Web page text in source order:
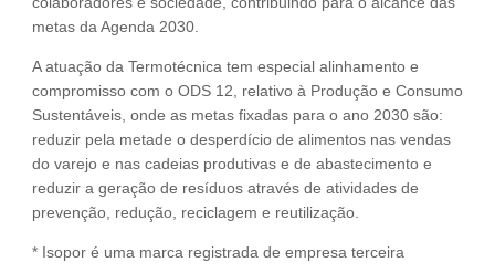
metas da Agenda 2030.
A atuação da Termotécnica tem especial alinhamento e
compromisso com o ODS 12, relativo à Produção e Consumo
Sustentáveis, onde as metas fixadas para o ano 2030 são:
reduzir pela metade o desperdício de alimentos nas vendas
do varejo e nas cadeias produtivas e de abastecimento e
reduzir a geração de resíduos através de atividades de
prevenção, redução, reciclagem e reutilização.
* Isopor é uma marca registrada de empresa terceira